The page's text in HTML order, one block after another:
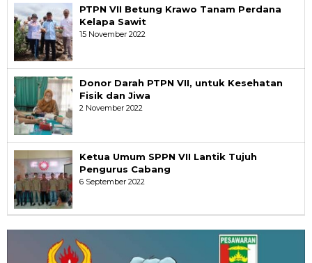
PTPN VII Betung Krawo Tanam Perdana
Kelapa Sawit
15 November 2022
Donor Darah PTPN VII, untuk Kesehatan
Fisik dan Jiwa
2 November 2022
Ketua Umum SPPN VII Lantik Tujuh
Pengurus Cabang
6 September 2022